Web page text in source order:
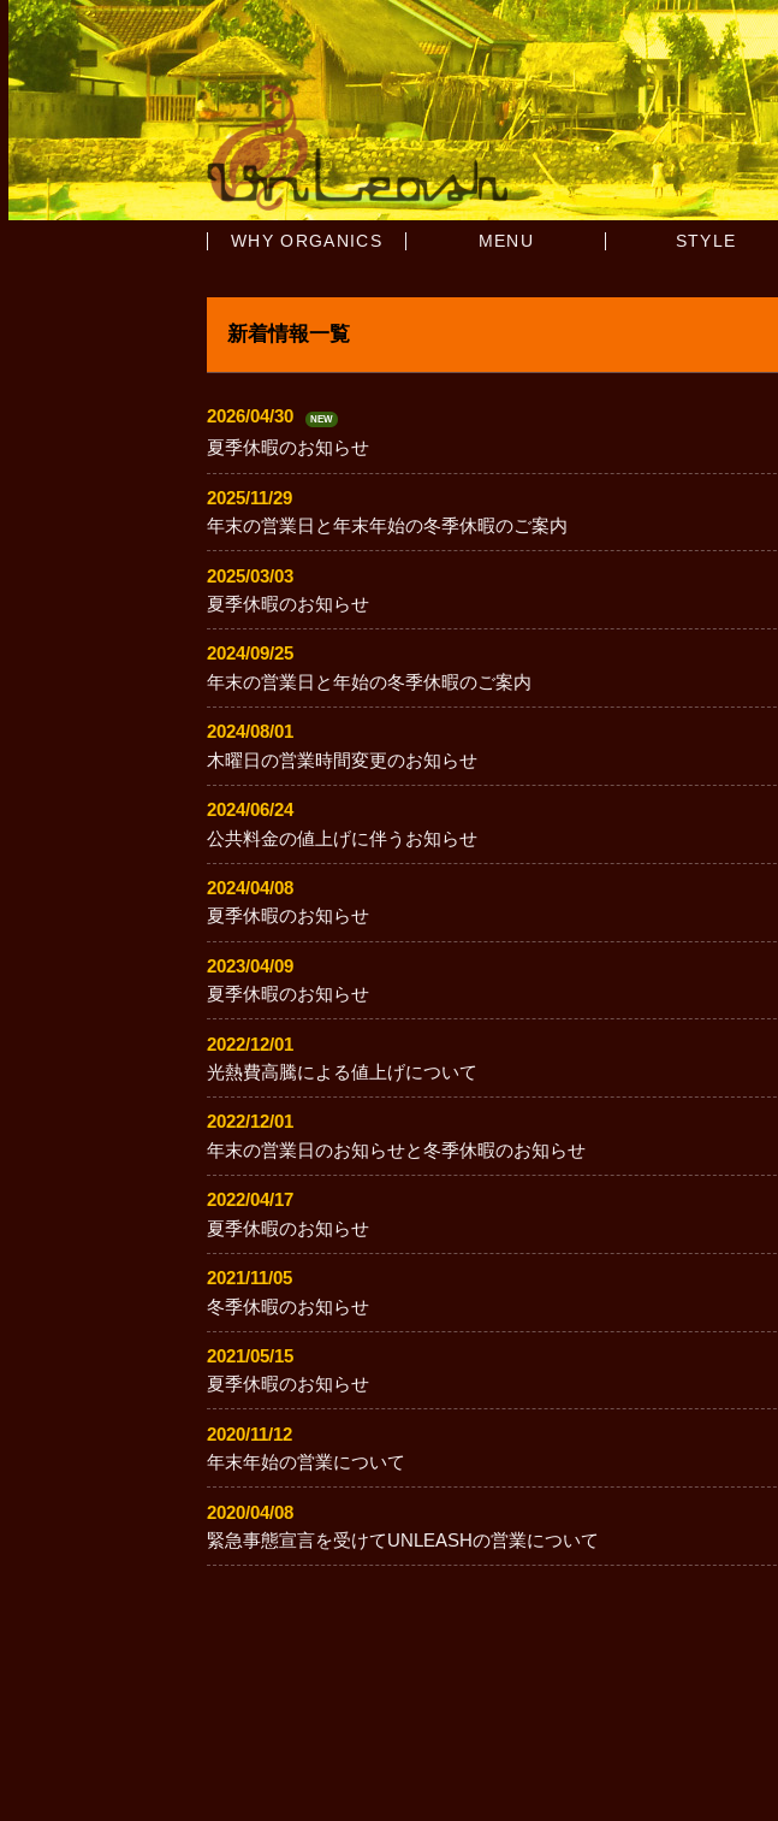
WHY ORGANICS MENU STYLE
新着情報一覧
2026/04/30 NEW
夏季休暇のお知らせ
2025/11/29
年末の営業日と年末年始の冬季休暇のご案内
2025/03/03
夏季休暇のお知らせ
2024/09/25
年末の営業日と年始の冬季休暇のご案内
2024/08/01
木曜日の営業時間変更のお知らせ
2024/06/24
公共料金の値上げに伴うお知らせ
2024/04/08
夏季休暇のお知らせ
2023/04/09
夏季休暇のお知らせ
2022/12/01
光熱費高騰による値上げについて
2022/12/01
年末の営業日のお知らせと冬季休暇のお知らせ
2022/04/17
夏季休暇のお知らせ
2021/11/05
冬季休暇のお知らせ
2021/05/15
夏季休暇のお知らせ
2020/11/12
年末年始の営業について
2020/04/08
緊急事態宣言を受けてUNLEASHの営業について